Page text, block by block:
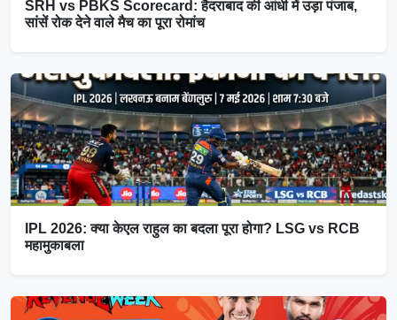
SRH vs PBKS Scorecard: हैदराबाद की आंधी में उड़ा पंजाब,
सांसें रोक देने वाले मैच का पूरा रोमांच
IPL 2026: क्या केएल राहुल का बदला पूरा होगा? LSG vs RCB
महामुकाबला